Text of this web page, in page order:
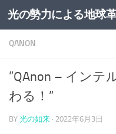
コンテンツへスキップ
光の勢力による地球
QANON
”QAnon – インテ
わる！”
BY 光の如来 · 2022年6月3日